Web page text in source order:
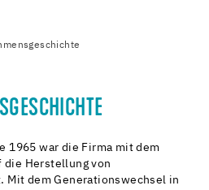
1965 war die Firma mit dem
die Herstellung von
Mit dem Generationswechsel in